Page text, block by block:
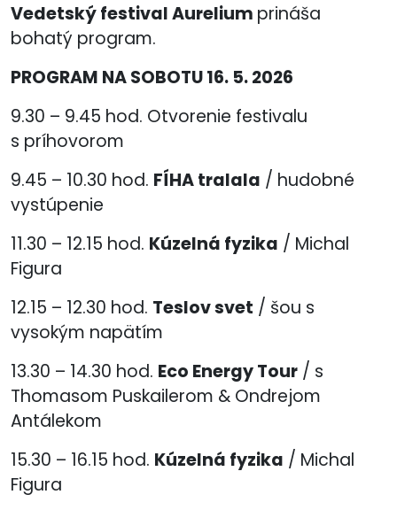
Vedetský festival Aurelium prináša
bohatý program.
PROGRAM NA SOBOTU 16. 5. 2026
9.30 – 9.45 hod. Otvorenie festivalu
s príhovorom
9.45 – 10.30 hod. FÍHA tralala / hudobné
vystúpenie
11.30 – 12.15 hod. Kúzelná fyzika / Michal
Figura
12.15 – 12.30 hod. Teslov svet / šou s
vysokým napätím
13.30 – 14.30 hod. Eco Energy Tour / s
Thomasom Puskailerom & Ondrejom
Antálekom
15.30 – 16.15 hod. Kúzelná fyzika / Michal
Figura